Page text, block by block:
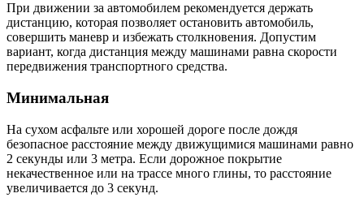
При движении за автомобилем рекомендуется держать
дистанцию, которая позволяет остановить автомобиль,
совершить маневр и избежать столкновения. Допустим
вариант, когда дистанция между машинами равна скорости
передвижения транспортного средства.
Минимальная
На сухом асфальте или хорошей дороге после дождя
безопасное расстояние между движущимися машинами равно
2 секунды или 3 метра. Если дорожное покрытие
некачественное или на трассе много глины, то расстояние
увеличивается до 3 секунд.